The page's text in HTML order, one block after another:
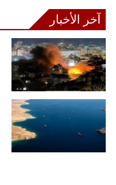
آخر الأخبار